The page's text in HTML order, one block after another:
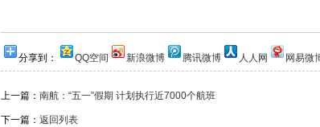
分享到： QQ空间 新浪微博 腾讯微博 人人网 网易微
上一篇： 南航：“五一”假期 计划执行近7000个航班
下一篇： 返回列表